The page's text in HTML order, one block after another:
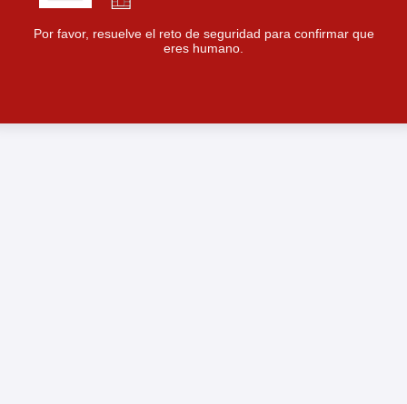
Por favor, resuelve el reto de seguridad para confirmar que
eres humano.